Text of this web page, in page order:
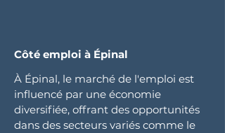
Côté emploi à Épinal
À Épinal, le marché de l'emploi est
influencé par une économie
diversifiée, offrant des opportunités
dans des secteurs variés comme le